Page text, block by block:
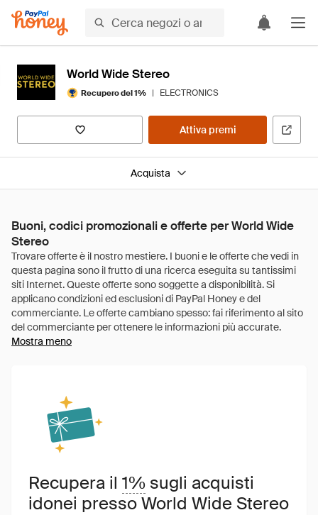
World Wide Stereo
Recupero del 1% | ELECTRONICS
Attiva premi
Acquista
Buoni, codici promozionali e offerte per World Wide
Stereo
Mostra meno
Recupera il 1% sugli acquisti
idonei presso World Wide Stereo